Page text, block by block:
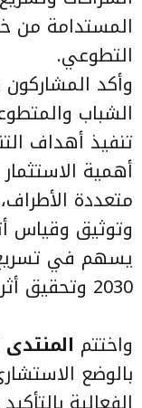
المستدامة من
التطوعي.
وأكد
الشباب
تنفيذ أهداف
أهمية
متعددة
وتوثيق وقياس
يسهم في تسريع
2030 وتحقيق أثر تنموي مستدام.
واختتم
بالوضع